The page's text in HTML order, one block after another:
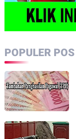
POPULER POS